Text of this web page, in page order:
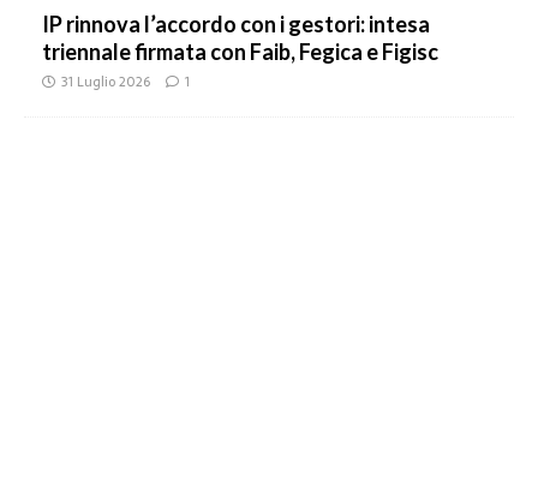
IP rinnova l’accordo con i gestori: intesa
triennale firmata con Faib, Fegica e Figisc
31 Luglio 2026 1